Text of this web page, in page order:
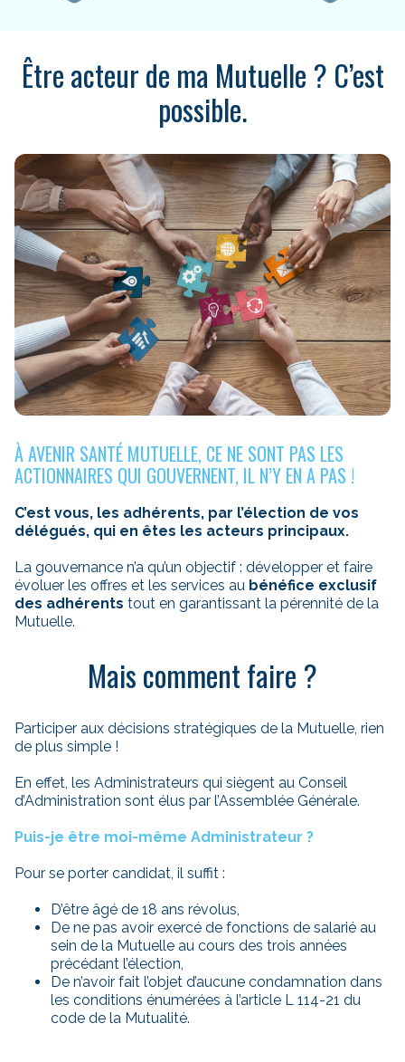
Être acteur de ma Mutuelle ? C’est
possible.
À AVENIR SANTÉ MUTUELLE, CE NE SONT PAS LES
ACTIONNAIRES QUI GOUVERNENT, IL N’Y EN A PAS !
C’est vous, les adhérents, par l’élection de vos
délégués, qui en êtes les acteurs principaux.
La gouvernance n’a qu’un objectif : développer et faire
évoluer les offres et les services au bénéfice exclusif
des adhérents tout en garantissant la pérennité de la
Mutuelle.
Mais comment faire ?
Participer aux décisions stratégiques de la Mutuelle, rien
de plus simple !
En effet, les Administrateurs qui siègent au Conseil
d’Administration sont élus par l’Assemblée Générale.
Puis-je être moi-même Administrateur ?
Pour se porter candidat, il suffit :
D’être âgé de 18 ans révolus,
De ne pas avoir exercé de fonctions de salarié au
sein de la Mutuelle au cours des trois années
précédant l’élection,
De n’avoir fait l’objet d’aucune condamnation dans
les conditions énumérées à l’article L 114-21 du
code de la Mutualité.